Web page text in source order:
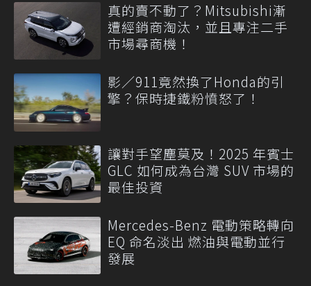
真的賣不動了？Mitsubishi漸
遭經銷商淘汰，並且專注二手
市場尋商機！
影／911竟然換了Honda的引
擎？保時捷鐵粉憤怒了！
讓對手望塵莫及！2025 年賓士
GLC 如何成為台灣 SUV 市場的
最佳投資
Mercedes-Benz 電動策略轉向
EQ 命名淡出 燃油與電動並行
發展